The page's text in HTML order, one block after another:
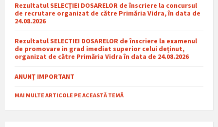
Rezultatul SELECȚIEI DOSARELOR de înscriere la concursul
de recrutare organizat de către Primăria Vidra, în data de
24.08.2026
Rezultatul SELECTIEI DOSARELOR de înscriere la examenul
de promovare in grad imediat superior celui deținut,
organizat de către Primăria Vidra în data de 24.08.2026
ANUNȚ IMPORTANT
MAI MULTE ARTICOLE PE ACEASTĂ TEMĂ